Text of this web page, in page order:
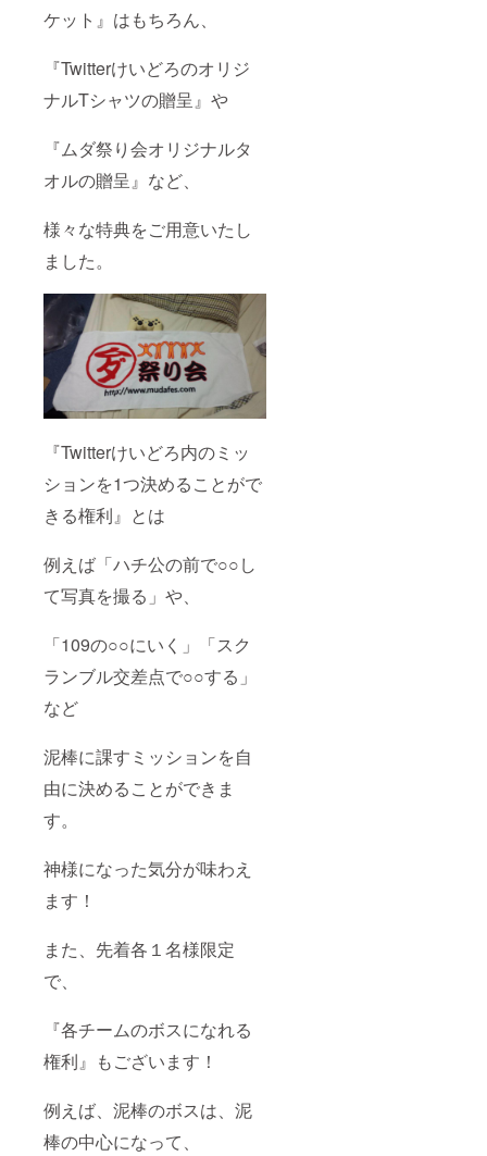
ケット』はもちろん、
『Twitterけいどろのオリジ
ナルTシャツの贈呈』や
『ムダ祭り会オリジナルタ
オルの贈呈』など、
様々な特典をご用意いたし
ました。
『Twitterけいどろ内のミッ
ションを1つ決めることがで
きる権利』とは
例えば「ハチ公の前で○○し
て写真を撮る」や、
「109の○○にいく」「スク
ランブル交差点で○○する」
など
泥棒に課すミッションを自
由に決めることができま
す。
神様になった気分が味わえ
ます！
また、先着各１名様限定
で、
『各チームのボスになれる
権利』もございます！
例えば、泥棒のボスは、泥
棒の中心になって、